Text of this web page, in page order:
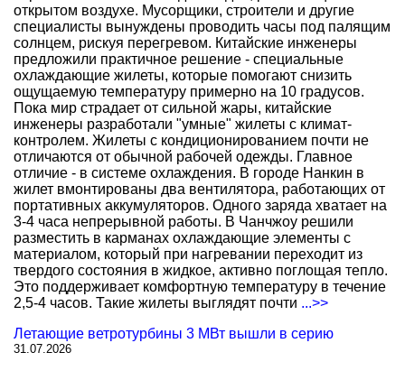
открытом воздухе. Мусорщики, строители и другие
специалисты вынуждены проводить часы под палящим
солнцем, рискуя перегревом. Китайские инженеры
предложили практичное решение - специальные
охлаждающие жилеты, которые помогают снизить
ощущаемую температуру примерно на 10 градусов.
Пока мир страдает от сильной жары, китайские
инженеры разработали "умные" жилеты с климат-
контролем. Жилеты с кондиционированием почти не
отличаются от обычной рабочей одежды. Главное
отличие - в системе охлаждения. В городе Нанкин в
жилет вмонтированы два вентилятора, работающих от
портативных аккумуляторов. Одного заряда хватает на
3-4 часа непрерывной работы. В Чанчжоу решили
разместить в карманах охлаждающие элементы с
материалом, который при нагревании переходит из
твердого состояния в жидкое, активно поглощая тепло.
Это поддерживает комфортную температуру в течение
2,5-4 часов. Такие жилеты выглядят почти ...>>
Летающие ветротурбины 3 МВт вышли в серию
31.07.2026